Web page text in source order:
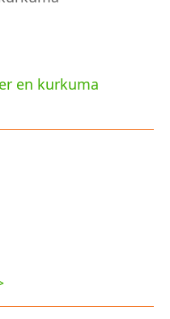
en kurkuma